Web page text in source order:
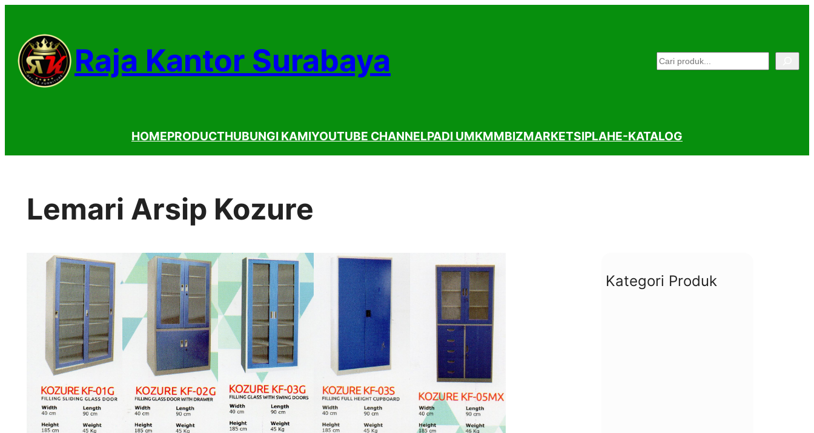
konten
Raja Kantor Surabaya Pencarian
HOMEPRODUCTHUBUNGI KAMIYOUTUBE CHANNELPADI UMKMMBIZMARKETSIPLAHE-KATALOG
Lemari Arsip Kozure
Kategori Produk